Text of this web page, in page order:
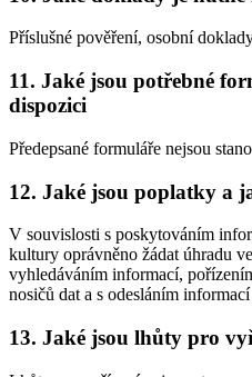
Příslušné pověření, osobní
11. Jaké jsou potřebné
dispozici
Předepsané formuláře nejsou
12. Jaké jsou poplatky a
V souvislosti s poskytováním
kultury oprávněno žádat úhradu
vyhledáváním informací,
nosičů dat a s odesláním
13. Jaké jsou lhůty pro